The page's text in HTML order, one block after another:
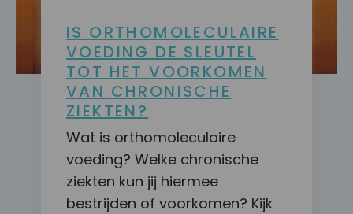
IS ORTHOMOLECULAIRE
VOEDING DE SLEUTEL
TOT HET VOORKOMEN
VAN CHRONISCHE
ZIEKTEN?
Wat is orthomoleculaire
voeding? Welke chronische
ziekten kun jij hiermee
bestrijden of voorkomen? Kijk